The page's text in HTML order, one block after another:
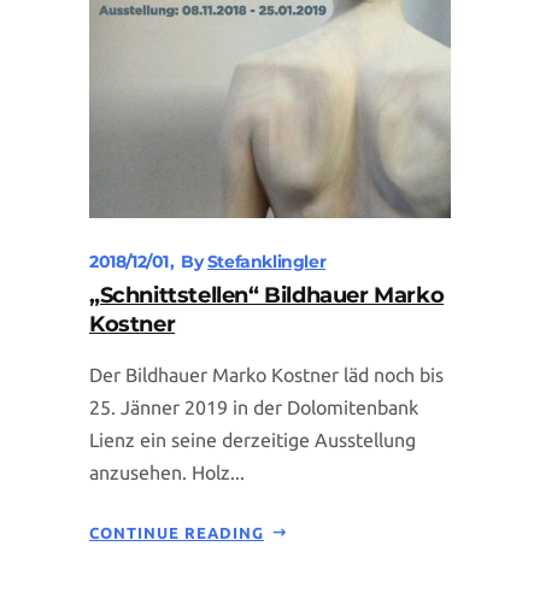
2018/12/01 ByStefanklingler
„Schnittstellen“ Bildhauer Marko
Kostner
Der Bildhauer Marko Kostner läd noch bis
25. Jänner 2019 in der Dolomitenbank
Lienz ein seine derzeitige Ausstellung
anzusehen. Holz...
CONTINUE READING